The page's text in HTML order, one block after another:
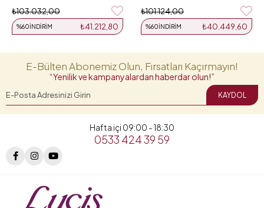
₺41.212,80
%60İNDIRIM
₺103.032,00
₺40.449,60
%60İNDIRIM
₺101.124,00
E-Bülten Abonemiz Olun, Fırsatları Kaçırmayın!
“Yenilik ve kampanyalardan haberdar olun!”
KAYDOL
Hafta içi 09:00 - 18:30
0533 424 39 59